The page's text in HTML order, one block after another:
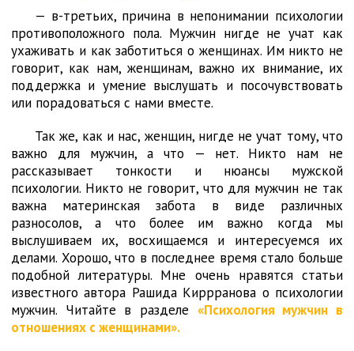
— в-третьих, причина в непонимании психологии
противоположного пола. Мужчин нигде не учат как
ухаживать и как заботиться о женщинах. Им никто не
говорит, как нам, женщинам, важно их внимание, их
поддержка и умение выслушать и посочувствовать
или порадоваться с нами вместе.
Так же, как и нас, женщин, нигде не учат тому, что
важно для мужчин, а что — нет. Никто нам не
рассказывает тонкости и нюансы мужской
психологии. Никто не говорит, что для мужчин не так
важна материнская забота в виде различных
разносолов, а что более им важно когда мы
выслушиваем их, восхищаемся и интересуемся их
делами. Хорошо, что в последнее время стало больше
подобной литературы. Мне очень нравятся статьи
известного автора Рашида Киррранова о психологии
мужчин. Читайте в разделе «Психология мужчин в
отношениях с женщинами».